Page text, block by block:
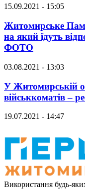
15.09.2021 - 15:05
Житомирське
на який їдуть
ФОТО
03.08.2021 - 13:03
У Житомирській
військкоматів –
19.07.2021 - 14:47
Використання будь-